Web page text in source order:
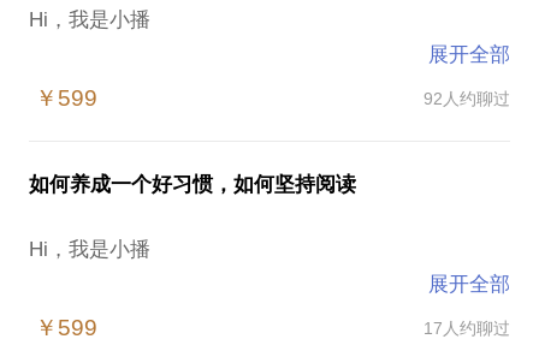
原创哲学视频超800期浏览量超1亿次
自媒体品牌“小播读书”、“小播讲哲学”主理人
想》作者
今日头条、微信读书、喜马拉牙、网易、B站、小红
期待与你分享交流，希望对你有启发。
Hi，我是小播
哲学科普《幸福的底层逻辑》作者
原创哲学视频超800期浏览量超1亿次
自媒体品牌“小播读书”、“小播讲哲学”主理人
展开全部
￥599 92人约聊过
如何养成一个好习惯，如何坚持阅读
Hi，我是小播
展开全部
￥599 17人约聊过